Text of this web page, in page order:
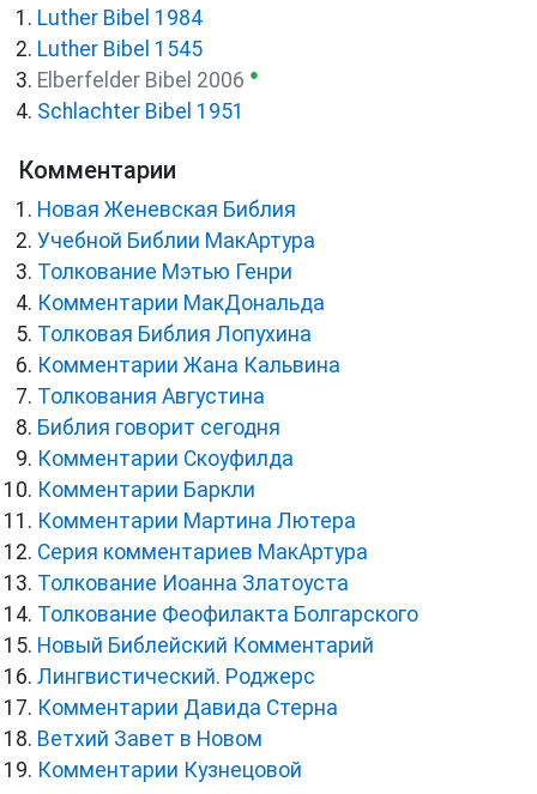
Luther Bibel 1984
Luther Bibel 1545
Elberfelder Bibel 2006 ●
Schlachter Bibel 1951
Комментарии
Новая Женевская Библия
Учебной Библии МакАртура
Толкование Мэтью Генри
Комментарии МакДональда
Толковая Библия Лопухина
Комментарии Жана Кальвина
Толкования Августина
Библия говорит сегодня
Комментарии Скоуфилда
Комментарии Баркли
Комментарии Мартина Лютера
Серия комментариев МакАртура
Толкование Иоанна Златоуста
Толкование Феофилакта Болгарского
Новый Библейский Комментарий
Лингвистический. Роджерс
Комментарии Давида Стерна
Ветхий Завет в Новом
Комментарии Кузнецовой